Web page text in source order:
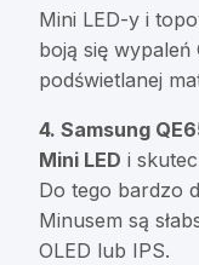
Mini LED-y i
boją się
podświetlanej
4. Samsung
Mini LED i
Do tego bardzo
Minusem są
OLED lub IPS.